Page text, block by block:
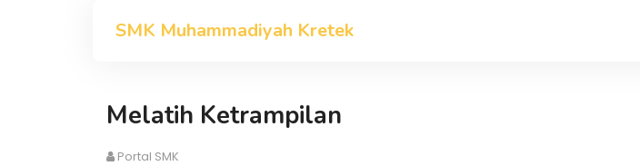
SMK Muhammadiyah Kretek
Melatih Ketrampilan
Portal SMK